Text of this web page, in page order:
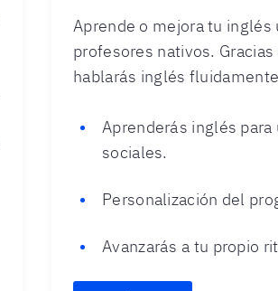
Aprende o mejora tu
profesores nativos. Gracias
hablarás inglés
Aprenderás inglés
sociales.
Personalización del
Avanzarás a tu propio